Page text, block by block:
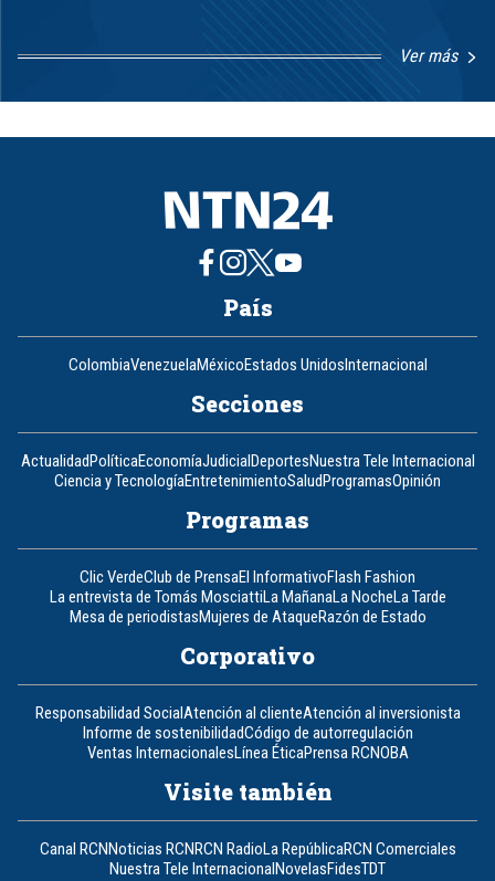
Ver más
1
8
País
ColombiaVenezuelaMéxicoEstados UnidosInternacional
Secciones
ActualidadPolíticaEconomíaJudicialDeportesNuestra Tele Internacional
Ciencia y TecnologíaEntretenimientoSaludProgramasOpinión
Programas
Clic VerdeClub de PrensaEl InformativoFlash Fashion
La entrevista de Tomás MosciattiLa MañanaLa NocheLa Tarde
Mesa de periodistasMujeres de AtaqueRazón de Estado
Corporativo
Responsabilidad SocialAtención al clienteAtención al inversionista
Informe de sostenibilidadCódigo de autorregulación
Ventas InternacionalesLínea ÉticaPrensa RCNOBA
Visite también
Canal RCNNoticias RCNRCN RadioLa RepúblicaRCN Comerciales
Nuestra Tele InternacionalNovelasFidesTDT